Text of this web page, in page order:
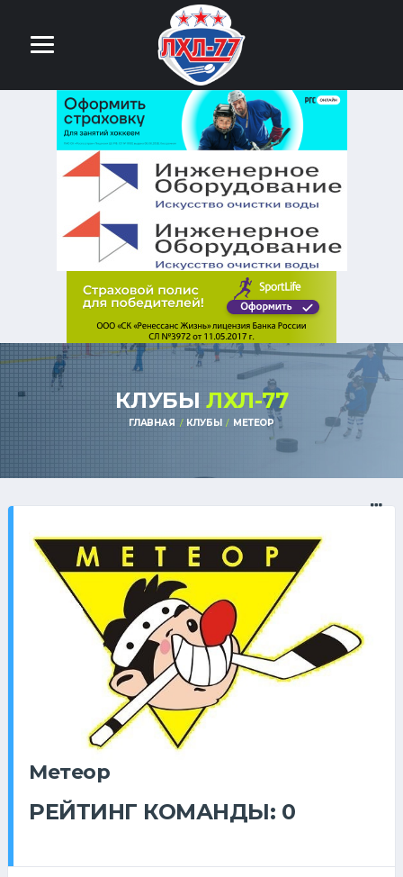
КЛУБЫ ЛХЛ-77
ГЛАВНАЯ КЛУБЫ МЕТЕОР
Метеор
РЕЙТИНГ КОМАНДЫ: 0